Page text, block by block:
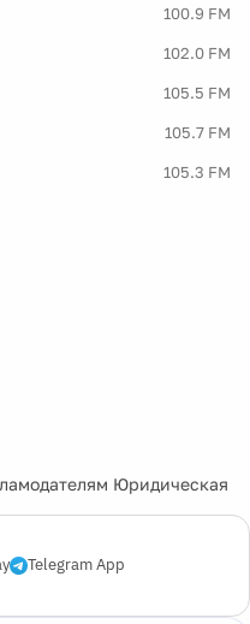
100.9 FM
102.0 FM
105.5 FM
105.7 FM
105.3 FM
Юридическая
Telegram App